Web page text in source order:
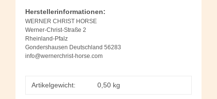
Herstellerinformationen:
WERNER CHRIST HORSE
Werner-Christ-Straße 2
Rheinland-Pfalz
Gondershausen Deutschland 56283
info@wernerchrist-horse.com
Artikelgewicht: 0,50 kg